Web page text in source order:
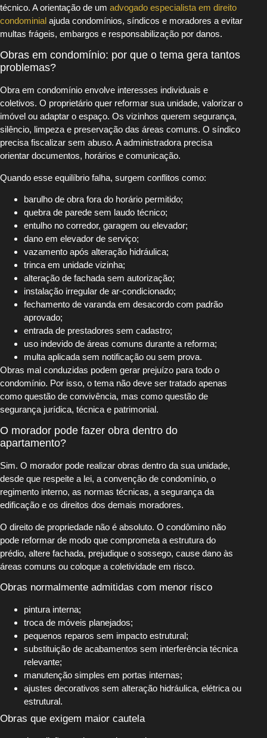
técnico. A orientação de um advogado especialista em direito
condominial ajuda condomínios, síndicos e moradores a evitar
multas frágeis, embargos e responsabilização por danos.
Obras em condomínio: por que o tema gera tantos
problemas?
Obra em condomínio envolve interesses individuais e
coletivos. O proprietário quer reformar sua unidade, valorizar o
imóvel ou adaptar o espaço. Os vizinhos querem segurança,
silêncio, limpeza e preservação das áreas comuns. O síndico
precisa fiscalizar sem abuso. A administradora precisa
orientar documentos, horários e comunicação.
Quando esse equilíbrio falha, surgem conflitos como:
barulho de obra fora do horário permitido;
quebra de parede sem laudo técnico;
entulho no corredor, garagem ou elevador;
dano em elevador de serviço;
vazamento após alteração hidráulica;
trinca em unidade vizinha;
alteração de fachada sem autorização;
instalação irregular de ar-condicionado;
fechamento de varanda em desacordo com padrão
aprovado;
entrada de prestadores sem cadastro;
uso indevido de áreas comuns durante a reforma;
multa aplicada sem notificação ou sem prova.
Obras mal conduzidas podem gerar prejuízo para todo o
condomínio. Por isso, o tema não deve ser tratado apenas
como questão de convivência, mas como questão de
segurança jurídica, técnica e patrimonial.
O morador pode fazer obra dentro do
apartamento?
Sim. O morador pode realizar obras dentro da sua unidade,
desde que respeite a lei, a convenção de condomínio, o
regimento interno, as normas técnicas, a segurança da
edificação e os direitos dos demais moradores.
O direito de propriedade não é absoluto. O condômino não
pode reformar de modo que comprometa a estrutura do
prédio, altere fachada, prejudique o sossego, cause dano às
áreas comuns ou coloque a coletividade em risco.
Obras normalmente admitidas com menor risco
pintura interna;
troca de móveis planejados;
pequenos reparos sem impacto estrutural;
substituição de acabamentos sem interferência técnica
relevante;
manutenção simples em portas internas;
ajustes decorativos sem alteração hidráulica, elétrica ou
estrutural.
Obras que exigem maior cautela